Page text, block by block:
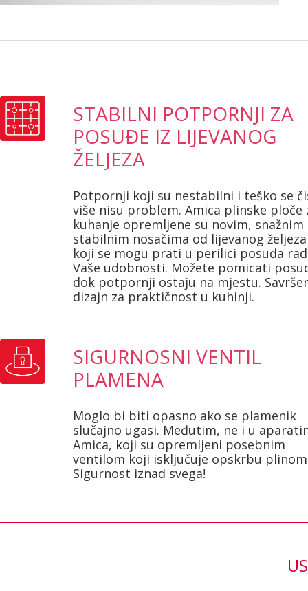
STABILNI POTPORNJI ZA
POSUĐE IZ LIJEVANOG
ŽELJEZA
Potpornji koji su nestabilni i teško se
više nisu problem. Amica plinske ploče
kuhanje opremljene su novim, snažnim
stabilnim nosačima od lijevanog željeza
koji se mogu prati u perilici posuđa
Vaše udobnosti. Možete pomicati
dok potpornji ostaju na mjestu.
dizajn za praktičnost u kuhinji.
SIGURNOSNI VENTIL
PLAMENA
Moglo bi biti opasno ako se plamenik
slučajno ugasi. Međutim, ne i u
Amica, koji su opremljeni posebnim
ventilom koji isključuje opskrbu
Sigurnost iznad svega!